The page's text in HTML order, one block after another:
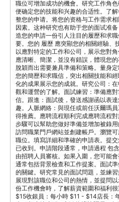
職位可增加成功的機會。研究工作角
便确定您的技能和兴趣的合适性。了
整您的申请。将您的资格与工作需求
因素。这种研究也有助于您的面试准
造您的申請一份引人注目的履歷和求
要。您的 履歷 應突顯您的相關經驗、
以應對特定的工作和公司，展示您對
應清晰、簡潔，並沒有錯誤，體現您
脫穎而出需要兼具準備和策略。量身
您的簡歷和求職信，突出相關技能和
化的成果展示您的成就。研究公司：
觀和運營的了解。面試練習：準備應
信。跟進：面試後，發送感謝函以表
趣。人脈網絡：與現任或前任沃爾瑪
得推薦。應聘流程順利完成應聘流程
步驟可以幫助您做好準備並增加被錄
訪問職業門戶網站並創建帳戶。瀏覽
職位。填寫詳細和準確的申請表。提
已收到。申請階段通常，申請過程 包
由招聘人員審核。如果入圍，您可能
通常包括背景檢查和工作提案。面試
的關鍵。研究常見的面試問題，並練
展現對該職位和公司的熱情，並提問
份工作機會時，了解薪資範圍和福利
$15收銀員：每小時 $11 - $14店長